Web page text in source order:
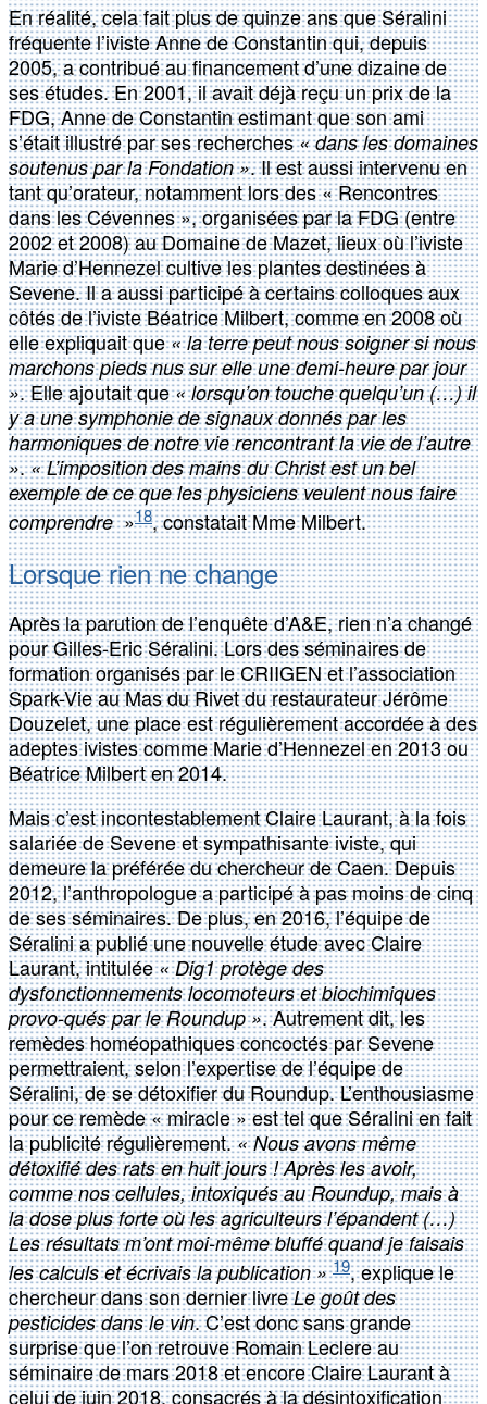
En réalité, cela fait plus de quinze ans que Séralini
fréquente l’iviste Anne de Constantin qui, depuis
2005, a contribué au financement d’une dizaine de
ses études. En 2001, il avait déjà reçu un prix de la
FDG, Anne de Constantin estimant que son ami
s’était illustré par ses recherches« dans les domaines
soutenus par la Fondation ». Il est aussi intervenu en
tant qu’orateur, notamment lors des « Rencontres
dans les Cévennes », organisées par la FDG (entre
2002 et 2008) au Domaine de Mazet, lieux où l’iviste
Marie d’Hennezel cultive les plantes destinées à
Sevene. Il a aussi participé à certains colloques aux
côtés de l’iviste Béatrice Milbert, comme en 2008 où
elle expliquait que« la terre peut nous soigner si nous
marchons pieds nus sur elle une demi-heure par jour
». Elle ajoutait que« lorsqu’on touche quelqu’un (…) il
y a une symphonie de signaux donnés par les
harmoniques de notre vie rencontrant la vie de l’autre
».« L’imposition des mains du Christ est un bel
exemple de ce que les physiciens veulent nous faire
comprendre»18, constatait Mme Milbert.
Lorsque rien ne change
Après la parution de l’enquête d’A&E, rien n’a changé
pour Gilles-Eric Séralini. Lors des séminaires de
formation organisés par le CRIIGEN et l’association
Spark-Vie au Mas du Rivet du restaurateur Jérôme
Douzelet, une place est régulièrement accordée à des
adeptes ivistes comme Marie d’Hennezel en 2013 ou
Béatrice Milbert en 2014.
Mais c’est incontestablement Claire Laurant, à la fois
salariée de Sevene et sympathisante iviste, qui
demeure la préférée du chercheur de Caen. Depuis
2012, l’anthropologue a participé à pas moins de cinq
de ses séminaires. De plus, en 2016, l’équipe de
Séralini a publié une nouvelle étude avec Claire
Laurant, intitulée« Dig1 protège des
dysfonctionnements locomoteurs et biochimiques
provo-qués par le Roundup ». Autrement dit, les
remèdes homéopathiques concoctés par Sevene
permettraient, selon l’expertise de l’équipe de
Séralini, de se détoxifier du Roundup. L’enthousiasme
pour ce remède « miracle » est tel que Séralini en fait
la publicité régulièrement.« Nous avons même
détoxifié des rats en huit jours ! Après les avoir,
comme nos cellules, intoxiqués au Roundup, mais à
la dose plus forte où les agriculteurs l’épandent (…)
Les résultats m’ont moi-même bluffé quand je faisais
les calculs et écrivais la publication » 19, explique le
chercheur dans son dernier livreLe goût des
pesticides dans le vin. C’est donc sans grande
surprise que l’on retrouve Romain Leclere au
séminaire de mars 2018 et encore Claire Laurant à
celui de juin 2018, consacrés à la désintoxification